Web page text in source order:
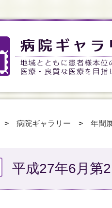
> 病院ギャラリー > 年間
平成27年6月第